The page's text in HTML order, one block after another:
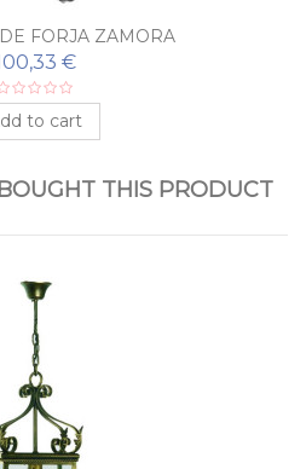
FORJA ZAMORA
€
to cart
THIS PRODUCT